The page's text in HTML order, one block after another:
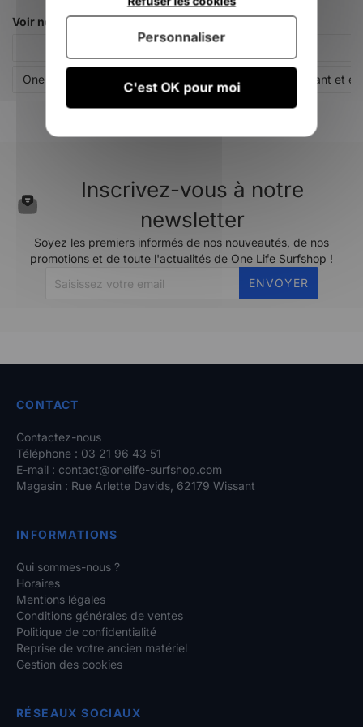
Voir nos autres pages :
One Life Surfshop : magasin de sports de glisse à Wissant et
Inscrivez-vous à notre
newsletter
Soyez les premiers informés de nos nouveautés, de nos
promotions et de toute l'actualités de One Life Surfshop !
ENVOYER
CONTACT
Contactez-nous
Téléphone : 03 21 96 43 51
E-mail : contact@onelife-surfshop.com
Magasin : Rue Arlette Davids, 62179 Wissant
INFORMATIONS
Qui sommes-nous ?
Horaires
Mentions légales
Conditions générales de ventes
Politique de confidentialité
Reprise de votre ancien matériel
Gestion des cookies
RÉSEAUX SOCIAUX
C'est OK pour moi
Personnaliser